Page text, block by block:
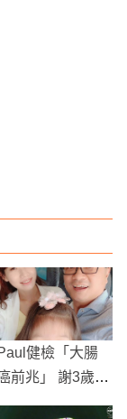
健檢「大腸
前兆」 謝3歲女